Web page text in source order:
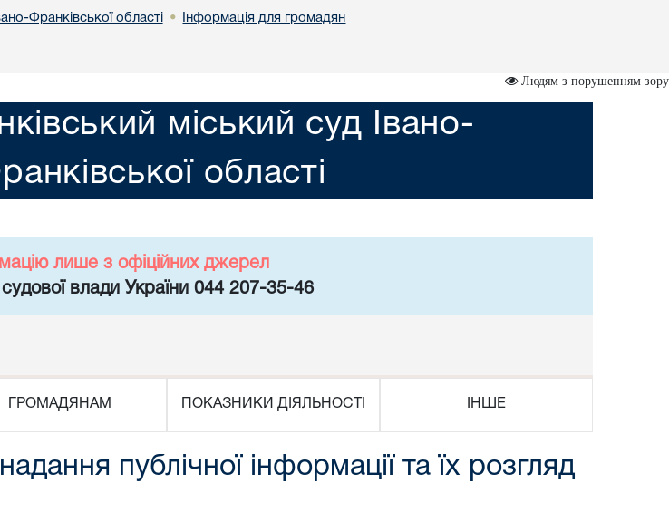
Франківської області • Інформація для громадян
Людям з порушенням зору
міський суд Івано-
області
лише з офіційних джерел
влади України 044 207-35-46
ГРОМАДЯНАМ ПОКАЗНИКИ ДІЯЛЬНОСТІ ІНШЕ
публічної інформації та їх розгляд